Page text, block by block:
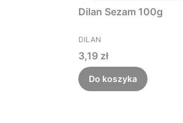
Dilan Sezam 100g
PRODUCENT
DILAN
Cena
3,19 zł
Do koszyka